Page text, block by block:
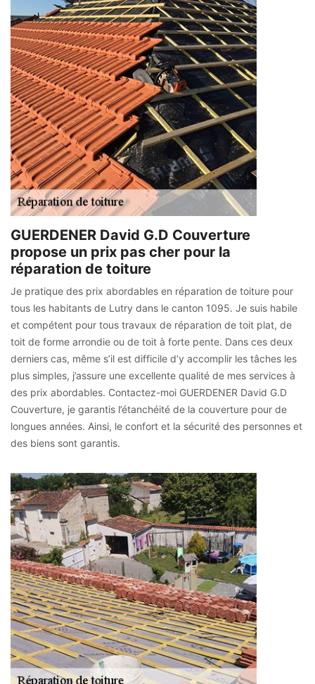
GUERDENER David G.D Couverture
propose un prix pas cher pour la
réparation de toiture
Je pratique des prix abordables en réparation de toiture pour
tous les habitants de Lutry dans le canton 1095. Je suis habile
et compétent pour tous travaux de réparation de toit plat, de
toit de forme arrondie ou de toit à forte pente. Dans ces deux
derniers cas, même s’il est difficile d’y accomplir les tâches les
plus simples, j’assure une excellente qualité de mes services à
des prix abordables. Contactez-moi GUERDENER David G.D
Couverture, je garantis l’étanchéité de la couverture pour de
longues années. Ainsi, le confort et la sécurité des personnes et
des biens sont garantis.